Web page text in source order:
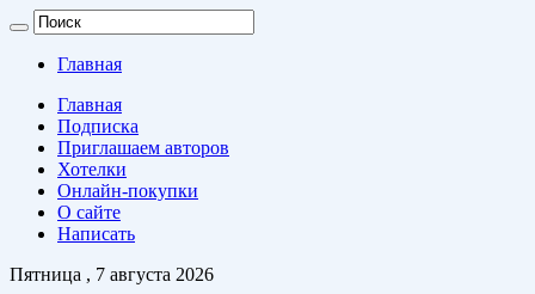
Главная
Главная
Подписка
Приглашаем авторов
Хотелки
Онлайн-покупки
О сайте
Написать
Пятница , 7 августа 2026